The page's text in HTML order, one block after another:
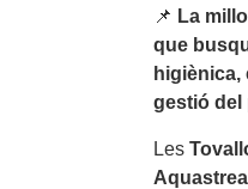
📌 La
que
higiènica,
gestió del
Les